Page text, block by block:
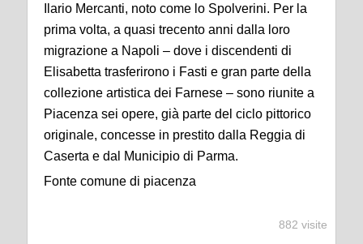
Ilario Mercanti, noto come lo Spolverini. Per la
prima volta, a quasi trecento anni dalla loro
migrazione a Napoli – dove i discendenti di
Elisabetta trasferirono i Fasti e gran parte della
collezione artistica dei Farnese – sono riunite a
Piacenza sei opere, già parte del ciclo pittorico
originale, concesse in prestito dalla Reggia di
Caserta e dal Municipio di Parma.
Fonte comune di piacenza
882 visite